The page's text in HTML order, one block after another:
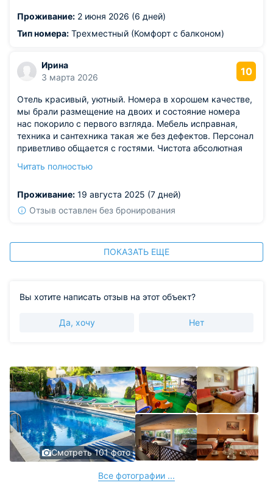
Проживание: 2 июня 2026 (6 дней)
Тип номера: Трехместный (Комфорт с балконом)
Ирина
3 марта 2026
10
Отель красивый, уютный. Номера в хорошем качестве,
мы брали размещение на двоих и состояние номера
нас покорило с первого взгляда. Мебель исправная,
техника и сантехника такая же без дефектов. Персонал
приветливо общается с гостями. Чистота абсолютная
кухне. Работает при кафе столовая, в которой тоже
Читать полностью
Проживание: 19 августа 2025 (7 дней)
Отзыв оставлен без бронирования
ПОКАЗАТЬ ЕЩЕ
Вы хотите написать отзыв на этот объект?
Да, хочу Нет
Смотреть 101 фото
Все фотографии ...